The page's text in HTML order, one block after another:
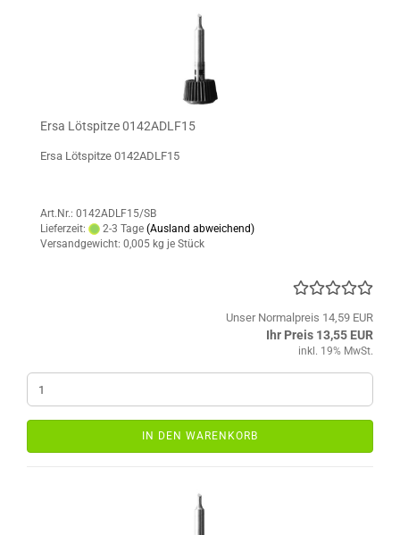
Ersa Lötspitze 0142ADLF15
Ersa Lötspitze 0142ADLF15
Art.Nr.: 0142ADLF15/SB
Lieferzeit:
2-3 Tage (Ausland abweichend)
Versandgewicht: 0,005 kg je Stück
Unser Normalpreis 14,59 EUR
Ihr Preis 13,55 EUR
inkl. 19% MwSt.
IN DEN WARENKORB